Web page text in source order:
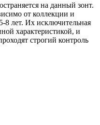
на данный зонт.
от коллекции и
8 лет. Их исключительная
характеристикой, и
строгий контроль